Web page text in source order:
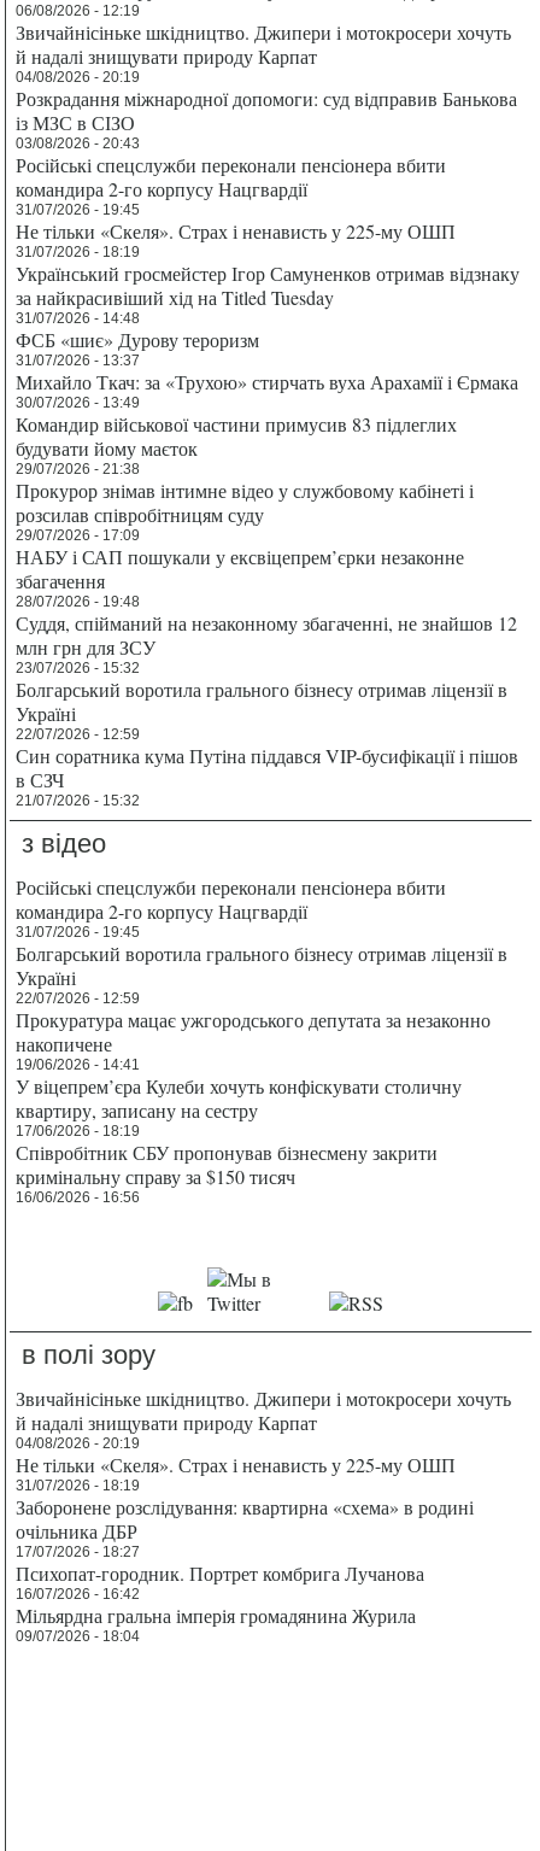
06/08/2026 - 12:19
Звичайнісіньке шкідництво. Джипери і мотокросери хочуть
й надалі знищувати природу Карпат
04/08/2026 - 20:19
Розкрадання міжнародної допомоги: суд відправив Банькова
із МЗС в СІЗО
03/08/2026 - 20:43
Російські спецслужби переконали пенсіонера вбити
командира 2-го корпусу Нацгвардії
31/07/2026 - 19:45
Не тільки «Скеля». Страх і ненависть у 225-му ОШП
31/07/2026 - 18:19
Український гросмейстер Ігор Самуненков отримав відзнаку
за найкрасивіший хід на Titled Tuesday
31/07/2026 - 14:48
ФСБ «шиє» Дурову тероризм
31/07/2026 - 13:37
Михайло Ткач: за «Трухою» стирчать вуха Арахамії і Єрмака
30/07/2026 - 13:49
Командир військової частини примусив 83 підлеглих
будувати йому маєток
29/07/2026 - 21:38
Прокурор знімав інтимне відео у службовому кабінеті і
розсилав співробітницям суду
29/07/2026 - 17:09
НАБУ і САП пошукали у ексвіцепрем’єрки незаконне
збагачення
28/07/2026 - 19:48
Суддя, спійманий на незаконному збагаченні, не знайшов 12
млн грн для ЗСУ
23/07/2026 - 15:32
Болгарський воротила грального бізнесу отримав ліцензії в
Україні
22/07/2026 - 12:59
Син соратника кума Путіна піддався VIP-бусифікації і пішов
в СЗЧ
21/07/2026 - 15:32
з відео
Російські спецслужби переконали пенсіонера вбити
командира 2-го корпусу Нацгвардії
31/07/2026 - 19:45
Болгарський воротила грального бізнесу отримав ліцензії в
Україні
22/07/2026 - 12:59
Прокуратура мацає ужгородського депутата за незаконно
накопичене
19/06/2026 - 14:41
У віцепрем’єра Кулеби хочуть конфіскувати столичну
квартиру, записану на сестру
17/06/2026 - 18:19
Співробітник СБУ пропонував бізнесмену закрити
кримінальну справу за $150 тисяч
16/06/2026 - 16:56
в полі зору
Звичайнісіньке шкідництво. Джипери і мотокросери хочуть
й надалі знищувати природу Карпат
04/08/2026 - 20:19
Не тільки «Скеля». Страх і ненависть у 225-му ОШП
31/07/2026 - 18:19
Заборонене розслідування: квартирна «схема» в родині
очільника ДБР
17/07/2026 - 18:27
Психопат-городник. Портрет комбрига Лучанова
16/07/2026 - 16:42
Мільярдна гральна імперія громадянина Журила
09/07/2026 - 18:04